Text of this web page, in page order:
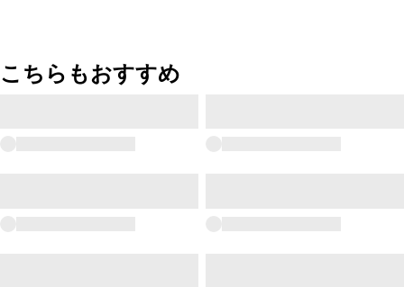
こちらもおすすめ